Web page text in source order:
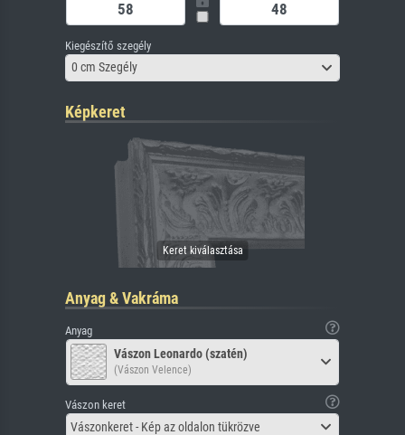
Kiegészítő szegély
0 cm Szegély
Képkeret
Anyag & Vakráma
Anyag
Vászon Leonardo (szatén)
(Vászon Velence)
Vászon keret
Vászonkeret - Kép az oldalon tükrözve